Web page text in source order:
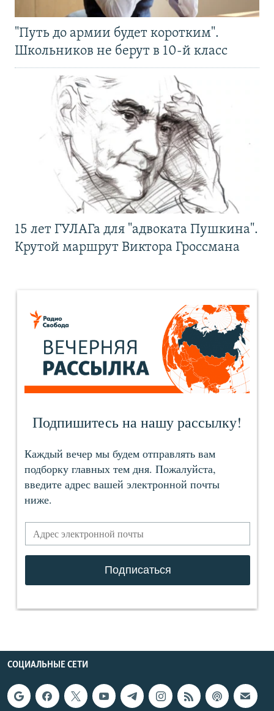
"Путь до армии будет коротким".
Школьников не берут в 10-й класс
15 лет ГУЛАГа для "адвоката Пушкина".
Крутой маршрут Виктора Гроссмана
СОЦИАЛЬНЫЕ СЕТИ